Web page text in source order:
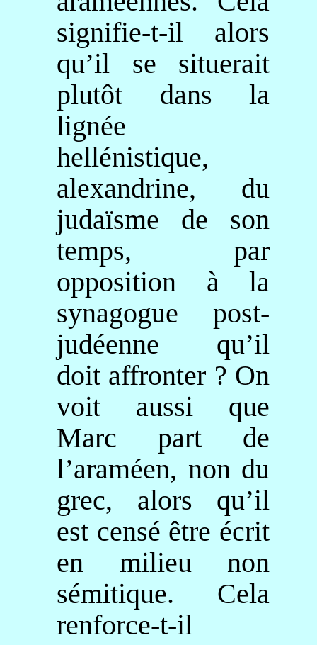
signifie-t-il alors
qu’il se situerait
plutôt dans la
lignée
hellénistique,
alexandrine, du
judaïsme de son
temps, par
opposition à la
synagogue post-
judéenne qu’il
doit affronter ? On
voit aussi que
Marc part de
l’araméen, non du
grec, alors qu’il
est censé être écrit
en milieu non
sémitique. Cela
renforce-t-il